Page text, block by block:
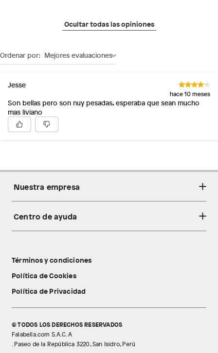
Ocultar todas las opiniones
Ordenar por: Mejores evaluaciones
Jesse
hace 10 meses
Son bellas pero son nuy pesadas, esperaba que sean mucho
mas liviano
Nuestra empresa
Acerca de nosotros
Tecnología Pillow Walk
Centro de ayuda
Libro de reclamaciones
Términos y condiciones
Política de Cookies
Política de Privacidad
© TODOS LOS DERECHOS RESERVADOS
Falabella.com S.A.C. A
. Paseo de la República 3220, San Isidro, Perú